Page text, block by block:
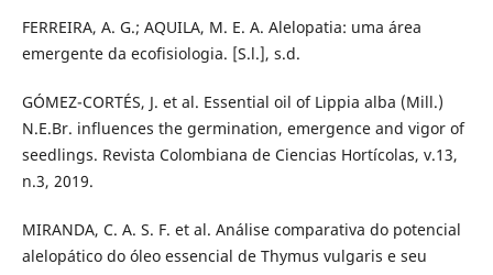
FERREIRA, A. G.; AQUILA, M. E. A. Alelopatia: uma área
emergente da ecofisiologia. [S.l.], s.d.
GÓMEZ-CORTÉS, J. et al. Essential oil of Lippia alba (Mill.)
N.E.Br. influences the germination, emergence and vigor of
seedlings. Revista Colombiana de Ciencias Hortícolas, v.13,
n.3, 2019.
MIRANDA, C. A. S. F. et al. Análise comparativa do potencial
alelopático do óleo essencial de Thymus vulgaris e seu